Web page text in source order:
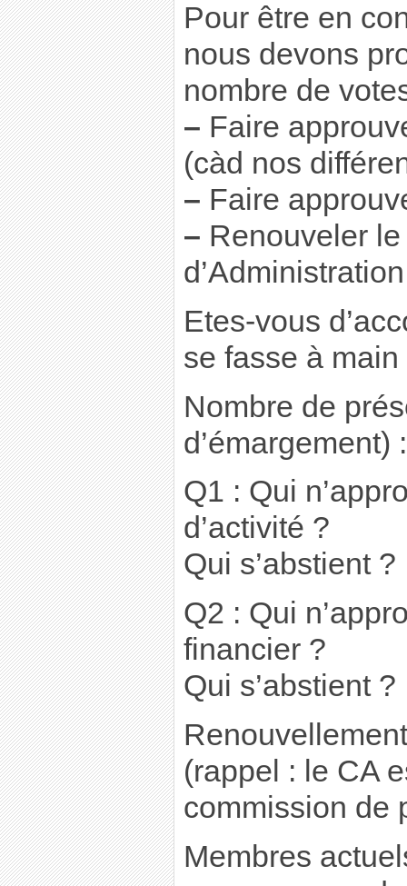
Pour être en
nous devons
nombre de
– Faire
(càd nos
– Faire
– Renouveler
Etes-vous
se fasse à
Nombre de
d’émargement) :
Q1 : Qui
d’activité ?
Qui s’abstient ?
Q2 : Qui
financier ?
Qui s’abstient ?
(rappel : le CA
commission de
Membres